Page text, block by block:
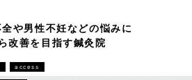
や男性不妊などの悩みに
改善を目指す鍼灸院
access